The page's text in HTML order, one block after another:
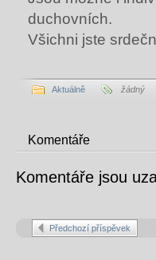
duchovních.
Všichni jste
Aktuálně žádný
Komentáře
Komentáře jsou
Předchozí příspěvek